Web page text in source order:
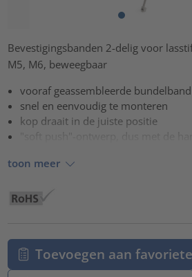
Bevestigingsbanden 2-delig voor
M5, M6, beweegbaar
vooraf geassembleerde
snel en eenvoudig te monteren
kop draait in de juiste positie
"soft push"-ontwerp, dus met de
toon meer
Toevoegen aan